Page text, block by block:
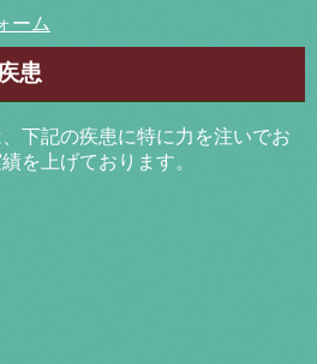
ーム
患
下記の疾患に特に力を注いでお
を上げております。